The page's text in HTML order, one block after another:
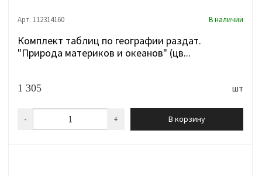
Арт. 112314160 В наличии
Комплект таблиц по географии раздат.
"Природа материков и океанов" (цв...
1 305 шт
- + В корзину